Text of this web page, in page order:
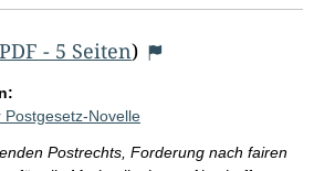
PDF - 5 Seiten)
Novelle
Postrechts, Forderung nach fairen